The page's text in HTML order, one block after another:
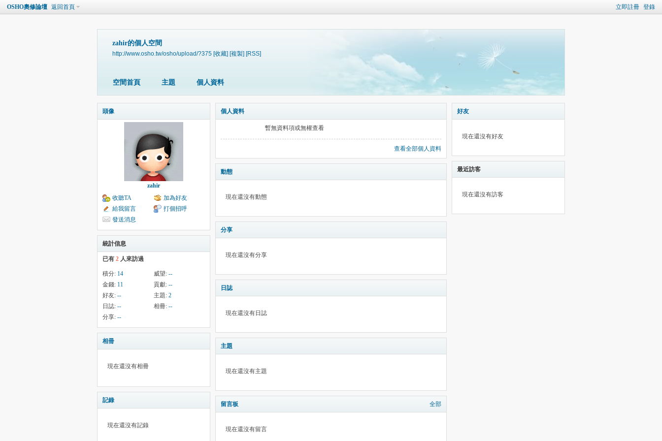
立即註冊 登錄
OSHO奧修論壇 返回首頁
zahir的個人空間
http://www.osho.tw/osho/upload/?375 [收藏] [複製] [RSS]
空間首頁 主題 個人資料
頭像
zahir
收聽TA
加為好友
給我留言
打個招呼
發送消息
統計信息
已有 2 人來訪過
積分: 14 威望: --
金錢: 11 貢獻: --
好友: -- 主題: 2
日誌: -- 相冊: --
分享: --
相冊
現在還沒有相冊
記錄
現在還沒有記錄
個人資料
暫無資料項或無權查看
查看全部個人資料
動態
現在還沒有動態
分享
現在還沒有分享
日誌
現在還沒有日誌
主題
現在還沒有主題
留言板 全部
現在還沒有留言
好友
現在還沒有好友
最近訪客
現在還沒有訪客